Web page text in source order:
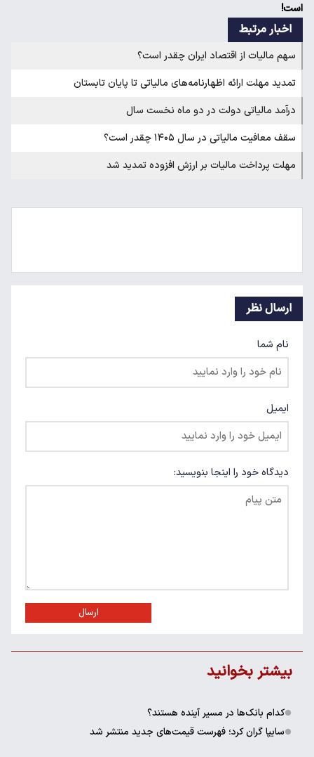
است!
اخبار مرتبط
سهم مالیات از اقتصاد ایران چقدر است؟
تمدید مهلت ارائه اظهارنامه‌های مالیاتی تا پایان تابستان
درآمد مالیاتی دولت در دو ماه نخست سال
سقف معافیت مالیاتی در سال ۱۴۰۵ چقدر است؟
مهلت پرداخت مالیات بر ارزش افزوده تمدید شد
ارسال نظر
نام شما
ایمیل
دیدگاه خود را اینجا بنویسید:
ارسال
بیشتر بخوانید
کدام بانک‌ها در مسیر آینده هستند؟
سایپا گران کرد؛ فهرست قیمت‌های جدید منتشر شد